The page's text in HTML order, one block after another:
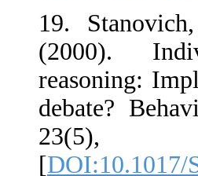
19.
(2000).
reasoning:
debate?
[DOI:10.1017/